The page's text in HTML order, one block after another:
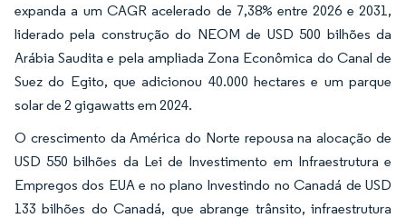
expanda a um CAGR acelerado de 7,38% entre 2026 e 2031,
liderado pela construção do NEOM de USD 500 bilhões da
Arábia Saudita e pela ampliada Zona Econômica do Canal de
Suez do Egito, que adicionou 40.000 hectares e um parque
solar de 2 gigawatts em 2024.
O crescimento da América do Norte repousa na alocação de
USD 550 bilhões da Lei de Investimento em Infraestrutura e
Empregos dos EUA e no plano Investindo no Canadá de USD
133 bilhões do Canadá, que abrange trânsito, infraestrutura